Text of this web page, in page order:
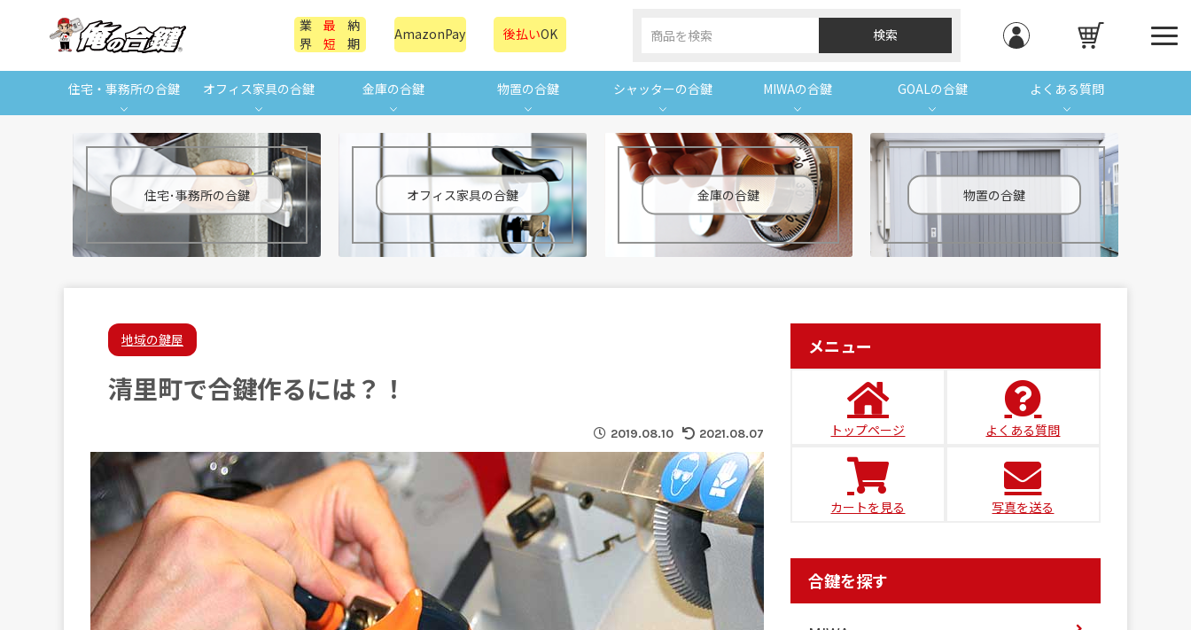
業
界
最
短
納
期
AmazonPay 後払いOK
住宅・事務所の合鍵 オフィス家具の合鍵 金庫の合鍵 物置の合鍵 シャッターの合鍵 MIWAの合鍵 GOALの合鍵 よくある質問
住宅･事務所の合鍵 オフィス家具の合鍵 金庫の合鍵 物置の合鍵
地域の鍵屋
清里町で合鍵作るには？！
2019.08.10 2021.08.07
メニュー
トップページ よくある質問
カートを見る 写真を送る
合鍵を探す